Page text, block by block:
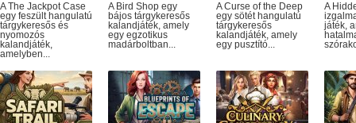
A The Jackpot Case
egy feszült hangulatú
tárgykeresős és
nyomozós
kalandjáték,
amelyben...
A Bird Shop egy
bájos tárgykeresős
kalandjáték, amely
egy egzotikus
madárboltban...
A Curse of the Deep
egy sötét hangulatú
tárgykeresős
kalandjáték, amely
egy pusztító...
A
játék,